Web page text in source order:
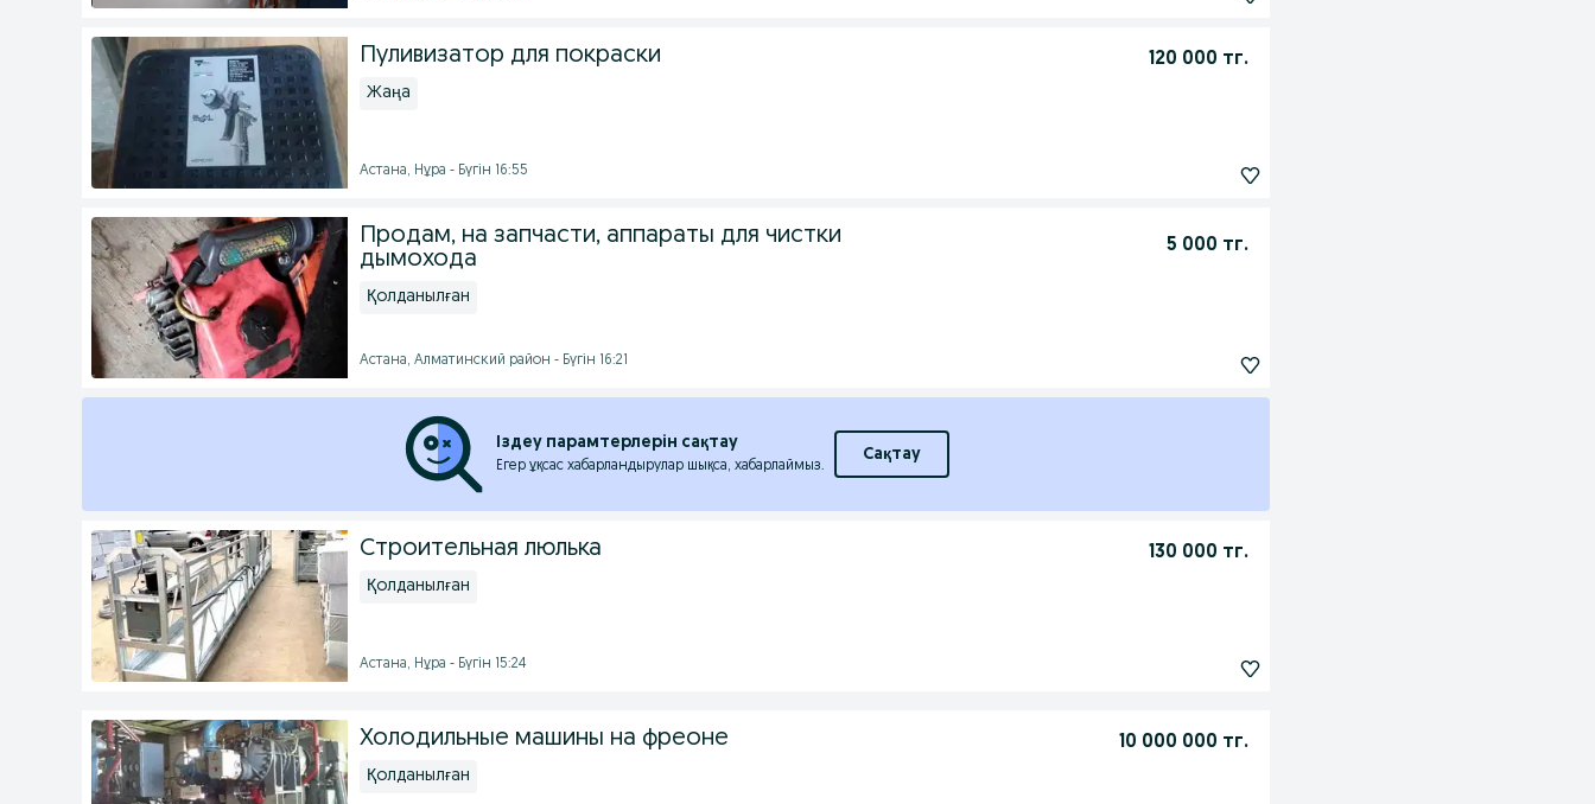
Пуливизатор для покраски 120 000 тг.
Жаңа
Астана, Нұра - Бүгін 16:55
Продам, на запчасти, аппараты для чистки
дымохода
5 000 тг.
Қолданылған
Астана, Алматинский район - Бүгін 16:21
Іздеу парамтерлерін сақтау
Егер ұқсас хабарландырулар шықса, хабарлаймыз.
Сақтау
Строительная люлька 130 000 тг.
Қолданылған
Астана, Нұра - Бүгін 15:24
Холодильные машины на фреоне 10 000 000 тг.
Қолданылған